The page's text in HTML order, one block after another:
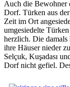
Auch die Bewohner
Dorf. Türken aus
Zeit im Ort
umgesiedelte
herzlich. Die damals
ihre Häuser nieder
Selçuk, Kuşadası
Dorf nicht gefiel.